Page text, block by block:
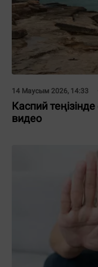
14 Маусым 2026, 14:33
Каспий
видео